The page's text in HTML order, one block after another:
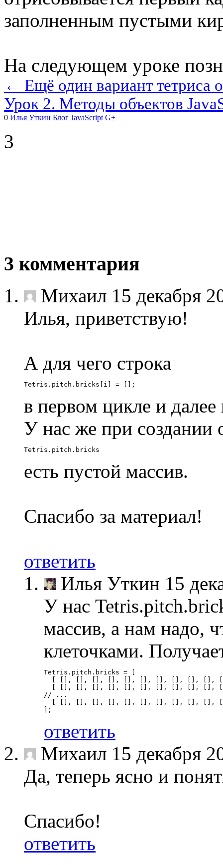
заполненным пустыми
На следующем уроке
← Ещё один вариант тетриса
Урок 2. Методы объектов
0 Илья Уткин Блог JavaScript G+
3
3 комментария
Михаил 15 декабря
Илья, приветствую!
А для чего строка
Tetris . pitch . bricks i = [];
в первом цикле и далее
У нас же при создании
Tetris . pitch . bricks
есть пустой массив.
Спасибо за материал!
ответить
Илья Уткин 15
У нас
массив, а нам надо,
клеточками.
Tetris . pitch . bricks =
[], [], [], [], [], [], [], [], [], [],
[], [], [], [], [], [], [], [], [], [],
// ...
[], [], [], [], [], [], [], [], [], [],
];
ответить
Михаил 15 декабря
Да, теперь ясно и
Спасибо!
ответить